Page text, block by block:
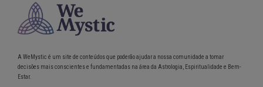
A WeMystic é um site de conteúdos que poderão ajudar a nossa comunidade a tomar
decisões mais conscientes e fundamentadas na área da Astrologia, Espiritualidade e Bem-
Estar.